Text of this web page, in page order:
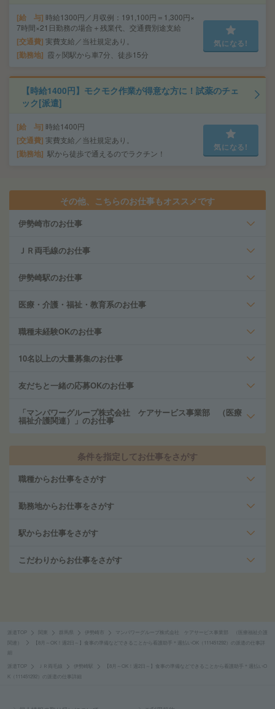
給 与 時給1300円／月収例：191,100円＝1,300円×
7時間×21日勤務の場合＋残業代、交通費別途支給
交通費 実費支給／当社規定あり。
勤務地 霞ヶ関駅から車7分、徒歩15分
気になる!
【時給1400円】モクモク作業が得意な方に！試薬のチェ
ック[派遣]
給 与 時給1400円
交通費 実費支給／当社規定あり。
勤務地 駅から徒歩で通えるのでラクチン！
気になる!
その他、こちらのお仕事もオススメです
伊勢崎市のお仕事
ＪＲ両毛線のお仕事
伊勢崎駅のお仕事
医療・介護・福祉・教育系のお仕事
職種未経験OKのお仕事
10名以上の大量募集のお仕事
友だちと一緒の応募OKのお仕事
「マンパワーグループ株式会社 ケアサービス事業部 （医療
福祉介護関連）」のお仕事
条件を指定してお仕事をさがす
職種からお仕事をさがす
勤務地からお仕事をさがす
駅からお仕事をさがす
こだわりからお仕事をさがす
派遣TOP 群馬県 伊勢崎市
マンパワーグループ株式会社 ケアサービス事業部 （医療福祉介護
関連）
【8月～OK！週2日～】食事の準備などできることから看護助手＊週払いOK（111451292）の派遣の仕事詳
細
派遣TOP ＪＲ両毛線 伊勢崎駅
【8月～OK！週2日～】食事の準備などできることから看護助手＊週払いO
K（111451292）の派遣の仕事詳細